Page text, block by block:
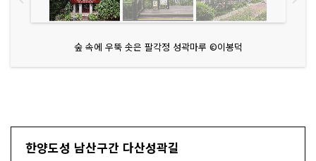
숲 속에 우뚝 솟은 팔각정 성곽마루 ©이봉덕
한양도성 남산구간 다산성곽길